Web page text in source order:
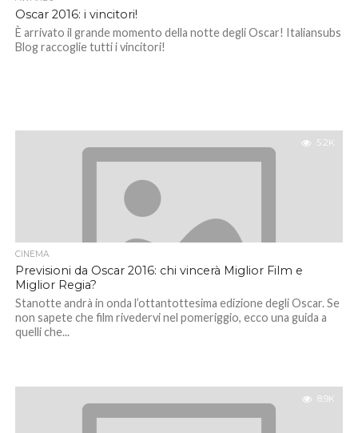
Oscar 2016: i vincitori!
È arrivato il grande momento della notte degli Oscar! Italiansubs
Blog raccoglie tutti i vincitori!
5.2K
CINEMA
Previsioni da Oscar 2016: chi vincerà Miglior Film e
Miglior Regia?
Stanotte andrà in onda l’ottantottesima edizione degli Oscar. Se
non sapete che film rivedervi nel pomeriggio, ecco una guida a
quelli che...
8.9K